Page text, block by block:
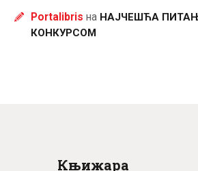
Portalibris на НАЈЧЕШЋА
КОНКУРСОМ
Књижара